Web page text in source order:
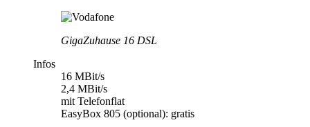
GigaZuhause 16 DSL
Infos
16 MBit/s
2,4 MBit/s
mit Telefonflat
EasyBox 805 (optional): gratis